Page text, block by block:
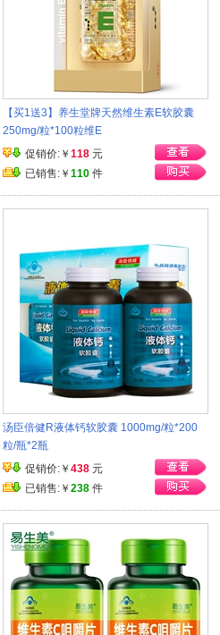
【买1送3】养生堂牌天然维生素E软胶囊
250mg/粒*100粒维E
促销价:￥ 118 元
已销售:￥ 110 件
汤臣倍健R液体钙软胶囊 1000mg/粒*200
粒/瓶*2瓶
促销价:￥ 438 元
已销售:￥ 238 件